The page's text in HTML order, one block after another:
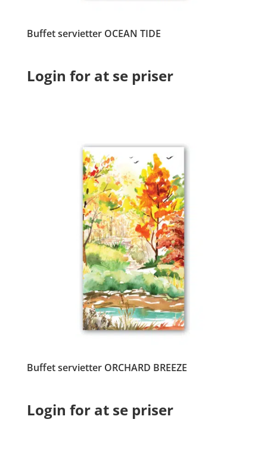
Buffet servietter OCEAN TIDE
Login for at se priser
Buffet servietter ORCHARD BREEZE
Login for at se priser